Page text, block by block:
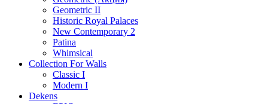
Geometric II
Historic Royal Palaces
New Contemporary 2
Patina
Whimsical
Collection For Walls
Classic I
Modern I
Dekens